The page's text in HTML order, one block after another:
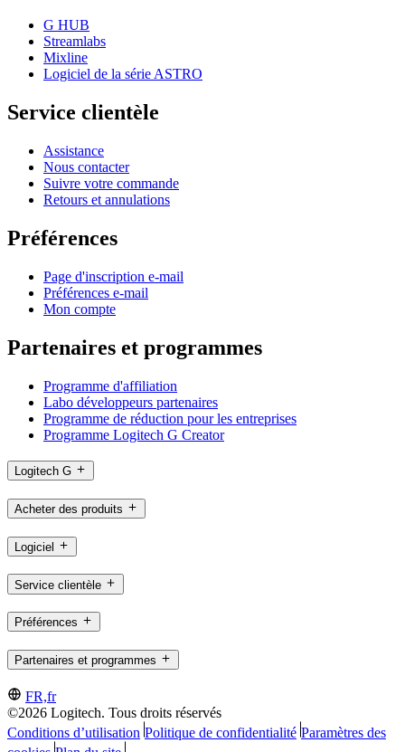
G HUB
Streamlabs
Mixline
Logiciel de la série ASTRO
Service clientèle
Assistance
Nous contacter
Suivre votre commande
Retours et annulations
Préférences
Page d'inscription e-mail
Préférences e-mail
Mon compte
Partenaires et programmes
Programme d'affiliation
Labo développeurs partenaires
Programme de réduction pour les entreprises
Programme Logitech G Creator
Logitech G
Acheter des produits
Logiciel
Service clientèle
Préférences
Partenaires et programmes
FR,fr
©2026 Logitech. Tous droits réservés
Conditions d’utilisation Politique de confidentialité Paramètres des